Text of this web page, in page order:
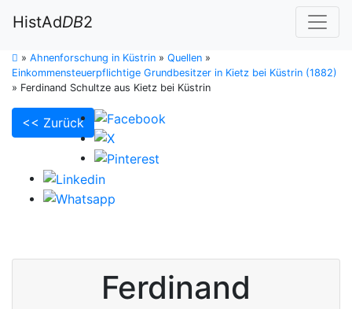
HistAdDB2
» Ahnenforschung in Küstrin » Quellen »
Einkommensteuerpflichtige Grundbesitzer in Kietz bei Küstrin (1882)
» Ferdinand Schultze aus Kietz bei Küstrin
<< Zurück
Ferdinand